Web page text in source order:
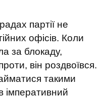
партії не
офісів. Коли
за блокаду,
він роздвоївся.
такими
імперативний